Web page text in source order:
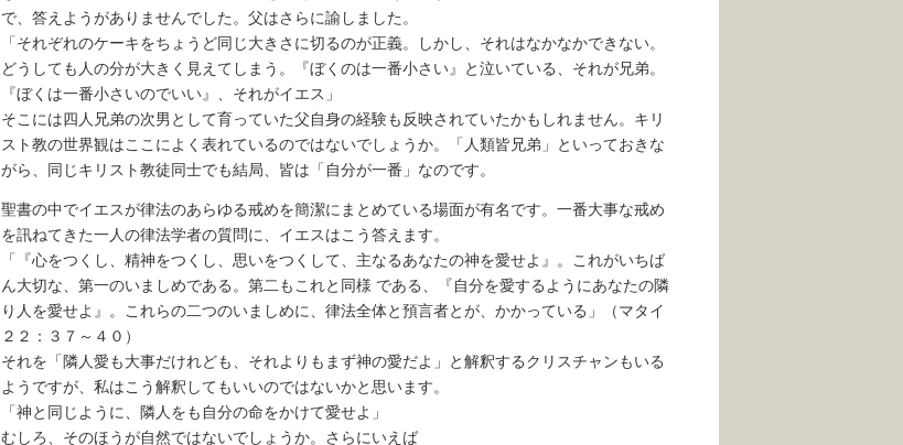
で、答えようがありませんでした。父はさらに諭しました。
「それぞれのケーキをちょうど同じ大きさに切るのが正義。しかし、それはなかなかできない。
どうしても人の分が大きく見えてしまう。『ぼくのは一番小さい』と泣いている、それが兄弟。
『ぼくは一番小さいのでいい』、それがイエス」
そこには四人兄弟の次男として育っていた父自身の経験も反映されていたかもしれません。キリ
スト教の世界観はここによく表れているのではないでしょうか。「人類皆兄弟」といっておきな
がら、同じキリスト教徒同士でも結局、皆は「自分が一番」なのです。
聖書の中でイエスが律法のあらゆる戒めを簡潔にまとめている場面が有名です。一番大事な戒め
を訊ねてきた一人の律法学者の質問に、イエスはこう答えます。
「『心をつくし、精神をつくし、思いをつくして、主なるあなたの神を愛せよ』。これがいちば
ん大切な、第一のいましめである。第二もこれと同様 である、『自分を愛するようにあなたの隣
り人を愛せよ』。これらの二つのいましめに、律法全体と預言者とが、かかっている」（マタイ
２２：３７～４０）
それを「隣人愛も大事だけれども、それよりもまず神の愛だよ」と解釈するクリスチャンもいる
ようですが、私はこう解釈してもいいのではないかと思います。
「神と同じように、隣人をも自分の命をかけて愛せよ」
むしろ、そのほうが自然ではないでしょうか。さらにいえば